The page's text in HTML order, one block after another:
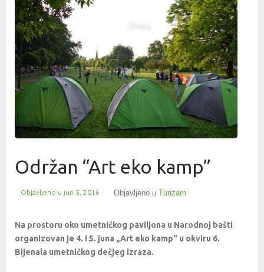
Održan “Art eko kamp”
Objavljeno u jun 5, 2016 Objavljeno u Turizam
Na prostoru oko umetničkog paviljona u Narodnoj bašti
organizovan je 4. i 5. juna „Art eko kamp“ u okviru 6.
Bijenala umetničkog dečjeg izraza.